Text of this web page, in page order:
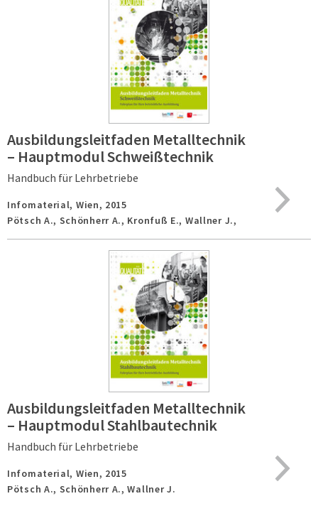
Ausbildungsleitfaden Metalltechnik
– Hauptmodul Schweißtechnik
Handbuch für Lehrbetriebe
Infomaterial, Wien, 2015
Pötsch A., Schönherr A., Kronfuß E., Wallner J.,
Ausbildungsleitfaden Metalltechnik
– Hauptmodul Stahlbautechnik
Handbuch für Lehrbetriebe
Infomaterial, Wien, 2015
Pötsch A., Schönherr A., Wallner J.